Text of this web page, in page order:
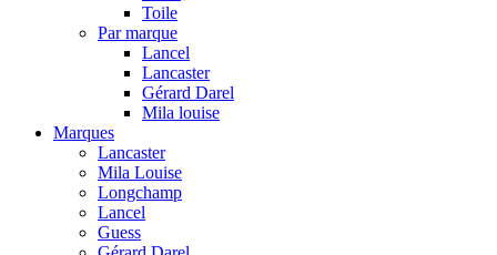
Toile
Par marque
Lancel
Lancaster
Gérard Darel
Mila louise
Marques
Lancaster
Mila Louise
Longchamp
Lancel
Guess